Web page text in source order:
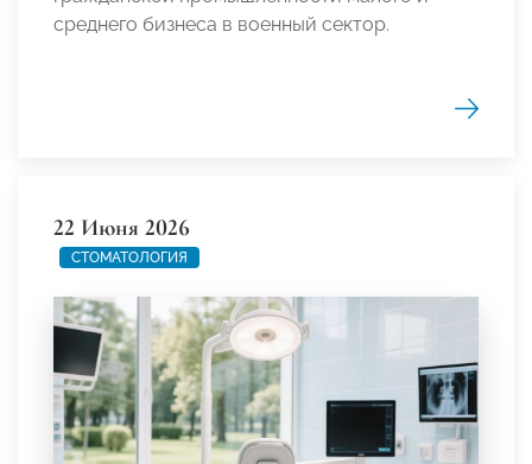
среднего бизнеса в военный сектор.
22 Июня 2026
СТОМАТОЛОГИЯ